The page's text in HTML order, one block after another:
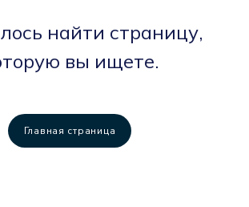
КАРЬЕРА
КОНТАКТЫ
[email protected]
найти страницу,
вы ищете.
Главная страница